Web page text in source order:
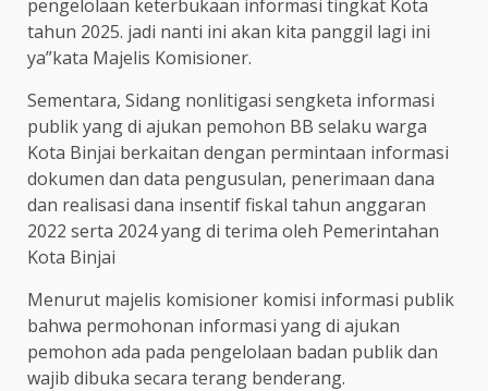
pengelolaan keterbukaan informasi tingkat Kota
tahun 2025. jadi nanti ini akan kita panggil lagi ini
ya”kata Majelis Komisioner.
Sementara, Sidang nonlitigasi sengketa informasi
publik yang di ajukan pemohon BB selaku warga
Kota Binjai berkaitan dengan permintaan informasi
dokumen dan data pengusulan, penerimaan dana
dan realisasi dana insentif fiskal tahun anggaran
2022 serta 2024 yang di terima oleh Pemerintahan
Kota Binjai
Menurut majelis komisioner komisi informasi publik
bahwa permohonan informasi yang di ajukan
pemohon ada pada pengelolaan badan publik dan
wajib dibuka secara terang benderang.